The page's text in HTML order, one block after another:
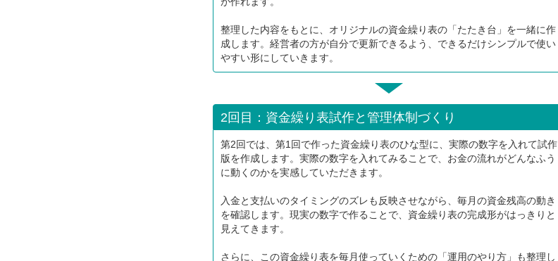
整理した内容をもとに、オリジナルの資金繰り表の「たたき台」を一緒に作
成します。経営者の方が自分で更新できるよう、できるだけシンプルで使い
やすい形にしていきます。
2回目：資金繰り表試作と管理体制づくり
第2回では、第1回で作った資金繰り表のひな型に、実際の数字を入れて試作
版を作成します。実際の数字を入れてみることで、お金の流れがどんなふう
に動くのかを実感していただきます。
入金と支払いのタイミングのズレも反映させながら、毎月の資金残高の動き
を確認します。現実の数字で作ることで、資金繰り表の完成形がはっきりと
見えてきます。
さらに、この資金繰り表を毎月使っていくための「運用のやり方」も整理し